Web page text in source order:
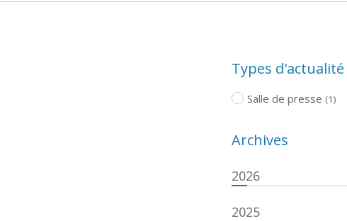
Types d'actualité
Salle de presse (1)
Archives
2026
2025